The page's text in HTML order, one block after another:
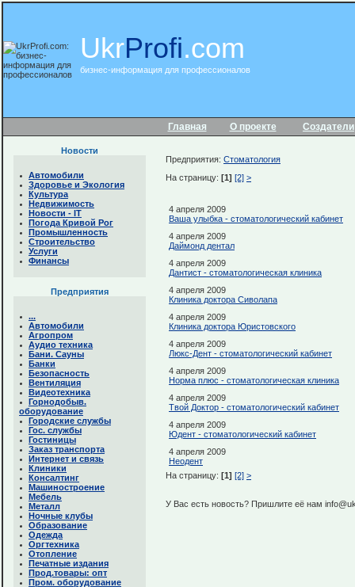
UkrProfi.com
бизнес-информация для профессионалов
Главная О проекте Создатели
Новости
Автомобили
Здоровье и Экология
Культура
Недвижимость
Новости - IТ
Погода Кривой Рог
Промышленность
Строительство
Услуги
Финансы
Предприятия
...
Автомобили
Агропром
Аудио техника
Бани. Сауны
Банки
Безопасность
Вентиляция
Видеотехника
Горнодобыв.
оборудование
Городские службы
Гос. службы
Гостиницы
Заказ транспорта
Интернет и связь
Клиники
Консалтинг
Машиностроение
Мебель
Металл
Ночные клубы
Образование
Одежда
Оргтехника
Отопление
Печатные издания
Прод.товары: опт
Пром. оборудование
Предприятия: Стоматология
На страницу: [1] [2] >
4 апреля 2009
Ваша улыбка - стоматологический кабинет
4 апреля 2009
Даймонд дентал
4 апреля 2009
Дантист - стоматологическая клиника
4 апреля 2009
Клиника доктора Сиволапа
4 апреля 2009
Клиника доктора Юристовского
4 апреля 2009
Люкс-Дент - стоматологический кабинет
4 апреля 2009
Норма плюс - стоматологическая клиника
4 апреля 2009
Твой Доктор - стоматологический кабинет
4 апреля 2009
Юдент - стоматологический кабинет
4 апреля 2009
Неодент
На страницу: [1] [2] >
У Вас есть новость? Пришлите её нам